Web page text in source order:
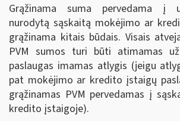
Grąžinama suma pervedama į
nurodytą sąskaitą mokėjimo ar
grąžinama kitais būdais. Visais
PVM sumos turi būti atimamas
paslaugas imamas atlygis (jeigu
pat mokėjimo ar kredito įstaigų
grąžinamas PVM pervedamas į
kredito įstaigoje).